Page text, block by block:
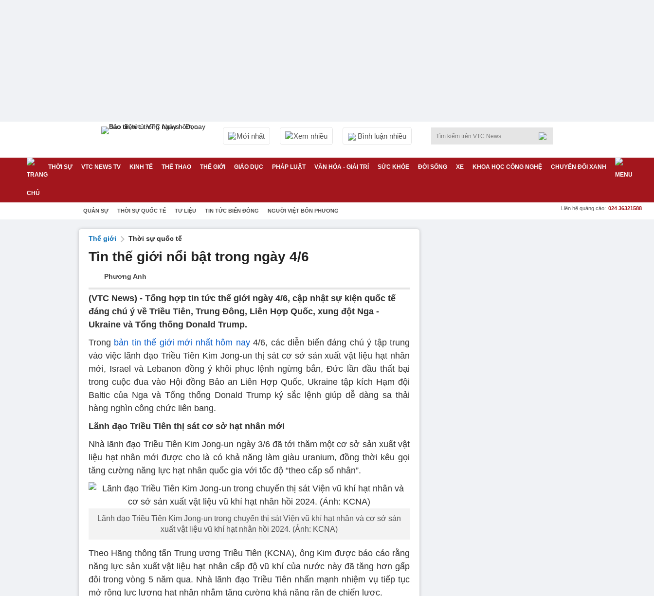
Mới nhất Xem nhiều Bình luận nhiều
THỜI SỰ VTC NEWS TV KINH TẾ THỂ THAO THẾ GIỚI GIÁO DỤC PHÁP LUẬT VĂN HÓA - GIẢI TRÍ SỨC KHỎE ĐỜI SỐNG XE KHOA HỌC CÔNG NGHỆ CHUYỂN ĐỔI XANH
QUÂN SỰ THỜI SỰ QUỐC TẾ TƯ LIỆU TIN TỨC BIỂN ĐÔNG NGƯỜI VIỆT BỐN PHƯƠNG Liên hệ quảng cáo: 024 36321588
Thế giới Thời sự quốc tế
Tin thế giới nổi bật trong ngày 4/6
Phương Anh
(VTC News) - Tổng hợp tin tức thế giới ngày 4/6, cập nhật sự kiện quốc tế
đáng chú ý về Triều Tiên, Trung Đông, Liên Hợp Quốc, xung đột Nga -
Ukraine và Tổng thống Donald Trump.
Trong bản tin thế giới mới nhất hôm nay4/6, các diễn biến đáng chú ý tập trung
vào việc lãnh đạo Triều Tiên Kim Jong-un thị sát cơ sở sản xuất vật liệu hạt nhân
mới, Israel và Lebanon đồng ý khôi phục lệnh ngừng bắn, Đức lần đầu thất bại
trong cuộc đua vào Hội đồng Bảo an Liên Hợp Quốc, Ukraine tập kích Hạm đội
Baltic của Nga và Tổng thống Donald Trump ký sắc lệnh giúp dễ dàng sa thải
hàng nghìn công chức liên bang.
Lãnh đạo Triều Tiên thị sát cơ sở hạt nhân mới
Nhà lãnh đạo Triều Tiên Kim Jong-un ngày 3/6 đã tới thăm một cơ sở sản xuất vật
liệu hạt nhân mới được cho là có khả năng làm giàu uranium, đồng thời kêu gọi
tăng cường năng lực hạt nhân quốc gia với tốc độ “theo cấp số nhân”.
Lãnh đạo Triều Tiên Kim Jong-un trong chuyến thị sát Viện vũ khí hạt nhân và cơ sở sản
xuất vật liệu vũ khí hạt nhân hồi 2024. (Ảnh: KCNA)
Theo Hãng thông tấn Trung ương Triều Tiên (KCNA), ông Kim được báo cáo rằng
năng lực sản xuất vật liệu hạt nhân cấp độ vũ khí của nước này đã tăng hơn gấp
đôi trong vòng 5 năm qua. Nhà lãnh đạo Triều Tiên nhấn mạnh nhiệm vụ tiếp tục
mở rộng lực lượng hạt nhân nhằm tăng cường khả năng răn đe chiến lược.